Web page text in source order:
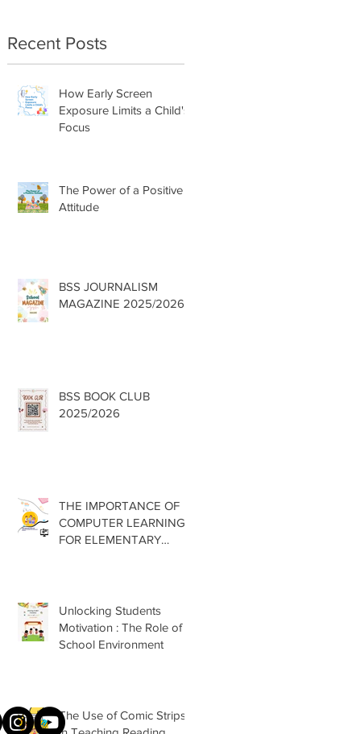
Recent Posts
How Early Screen
Exposure Limits a Child's
Focus
The Power of a Positive
Attitude
BSS JOURNALISM
MAGAZINE 2025/2026
BSS BOOK CLUB
2025/2026
THE IMPORTANCE OF
COMPUTER LEARNING
FOR ELEMENTARY
Unlocking Students
Motivation : The Role of
School Environment
The Use of Comic Strips